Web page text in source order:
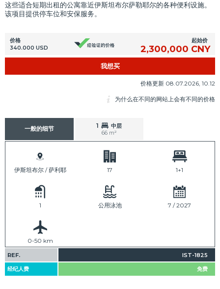
这些适合短期出租的公寓靠近伊斯坦布尔萨勒耶尔的各种便利设施。
该项目提供停车位和安保服务。
价格
340.000 USD
起始价
2,300,000 CNY
我想买
价格更新 08.07.2026, 10.12
为什么在不同的网站上会有不同的价格
一般的细节 1
中层
66 m²
伊斯坦布尔 / 萨利耶 17 1+1
1 公用泳池 7 / 2027
0-50 km
REF. IST-1825
经纪人费 免费